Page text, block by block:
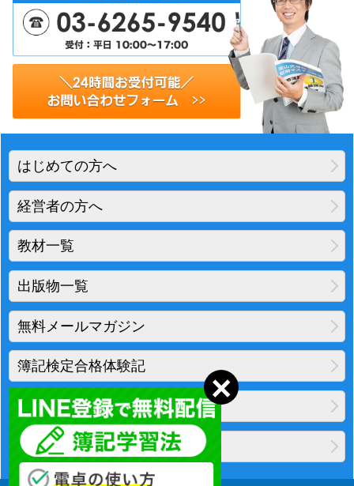
はじめての方へ
経営者の方へ
教材一覧
出版物一覧
無料メールマガジン
簿記検定合格体験記
地図・アクセス
プライバシーポリシー